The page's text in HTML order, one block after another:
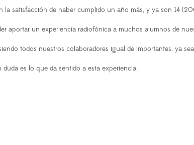
satisfacción de haber cumplido un año más, y ya son 14
aportar un experiencia radiofónica a muchos alumnos de
todos nuestros colaboradores igual de importantes, ya
es lo que da sentido a esta experiencia.